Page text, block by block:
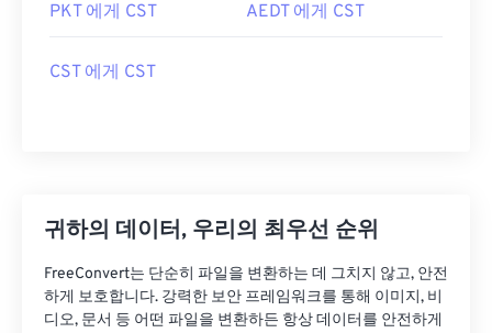
PKT 에게 CST AEDT 에게 CST
CST 에게 CST
귀하의 데이터, 우리의 최우선 순위
FreeConvert는 단순히 파일을 변환하는 데 그치지 않고, 안전
하게 보호합니다. 강력한 보안 프레임워크를 통해 이미지, 비
디오, 문서 등 어떤 파일을 변환하든 항상 데이터를 안전하게